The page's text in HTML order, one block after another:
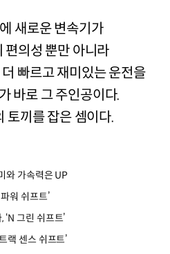
새로운 변속기가
편의성 뿐만 아니라
빠르고 재미있는 운전을
바로 그 주인공이다.
토끼를 잡은 셈이다.
와 가속력은 UP
워 쉬프트’
그린 쉬프트’
랙 센스 쉬프트’